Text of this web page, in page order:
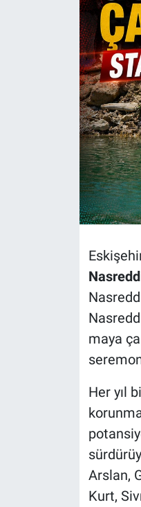
maya
Her yıl
Arslan,
Kurt,
Politika
Kütahya